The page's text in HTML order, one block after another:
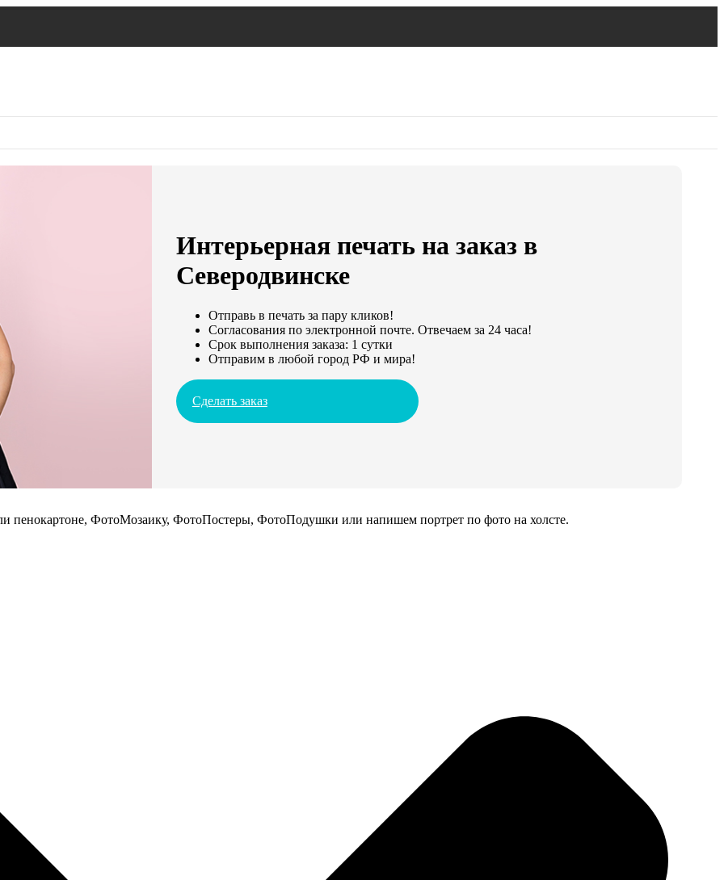
Интерьерная печать на заказ в
Северодвинске
Отправь в печать за пару кликов!
Согласования по электронной почте. Отвечаем за 24 часа!
Срок выполнения заказа: 1 сутки
Отправим в любой город РФ и мира!
Сделать заказ
пенокартоне, ФотоМозаику, ФотоПостеры, ФотоПодушки или напишем портрет по фото на холсте.